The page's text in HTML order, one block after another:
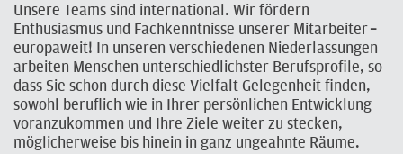
Unsere Teams sind international. Wir fördern
Enthusiasmus und Fachkenntnisse unserer Mitarbeiter–
europaweit! In unseren verschiedenen Niederlassungen
arbeiten Menschen unterschiedlichster Berufsprofile, so
dass Sie schon durch diese Vielfalt Gelegenheit finden,
sowohl beruflich wie in Ihrer persönlichen Entwicklung
voranzukommen und Ihre Ziele weiter zu stecken,
möglicherweise bis hinein in ganz ungeahnte Räume.